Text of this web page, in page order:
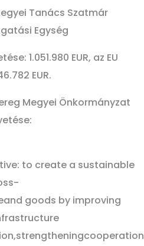
Tanács Szatmár
Egység
1.051.980 EUR, az EU
EUR.
Megyei Önkormányzat
to create a sustainable
goods by improving